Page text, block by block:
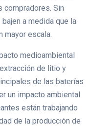
compradores. Sin
a medida que la
mayor escala.
medioambiental
de litio y
de las baterías
un impacto ambiental
están trabajando
de la producción de